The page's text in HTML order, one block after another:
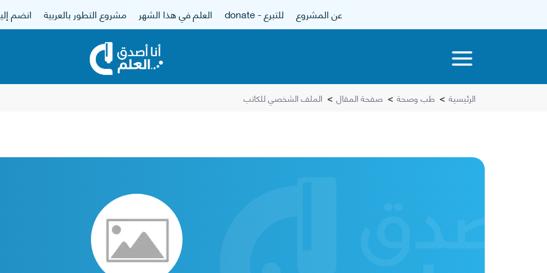
عن المشروع للتبرع - donate العلم في هذا الشهر مشروع التطور بالعربية انضم
الرئيسية > طب وصحة > صفحة المقال > الملف الشخصي للكاتب